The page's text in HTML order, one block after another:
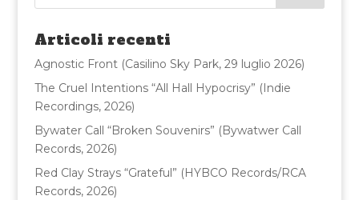
b
o
o
k
r
vi
di
Articoli recenti
Agnostic Front (Casilino Sky Park, 29 luglio 2026)
The Cruel Intentions “All Hall Hypocrisy” (Indie
Recordings, 2026)
Bywater Call “Broken Souvenirs” (Bywatwer Call
Records, 2026)
Red Clay Strays “Grateful” (HYBCO Records/RCA
Records, 2026)